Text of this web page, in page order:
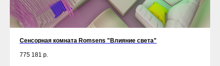
Сенсорная комната Romsens "Влияние света"
775 181 р.